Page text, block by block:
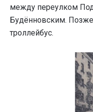
между переулком
Будённовским.
троллейбус.